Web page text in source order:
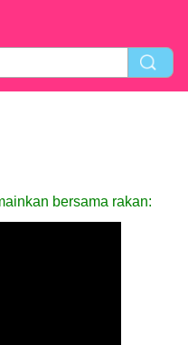
bersama rakan: